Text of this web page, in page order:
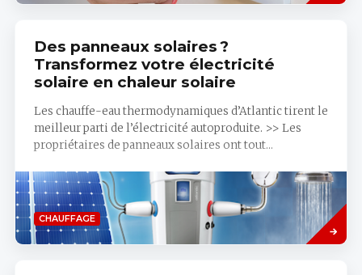
Des panneaux solaires ?
Transformez votre électricité
solaire en chaleur solaire
Les chauffe-eau thermodynamiques d’Atlantic tirent le
meilleur parti de l’électricité autoproduite. >> Les
propriétaires de panneaux solaires ont tout...
CHAUFFAGE
Savoir
plus